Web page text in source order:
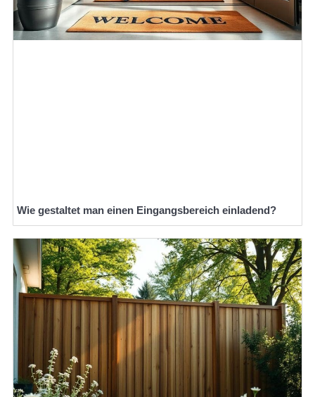
Wie gestaltet man einen Eingangsbereich einladend?